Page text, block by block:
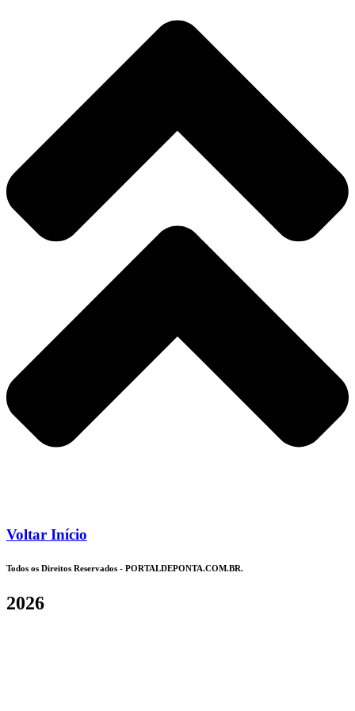
Voltar Início
Todos os Direitos Reservados - PORTALDEPONTA.COM.BR.
2026